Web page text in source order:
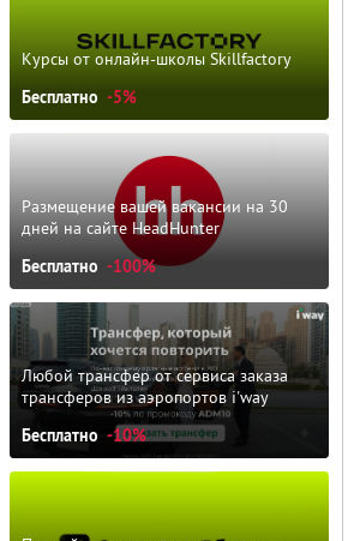
Курсы от онлайн-школы Skillfactory
Бесплатно -5%
Размещение вашей вакансии на 30
дней на сайте HeadHunter
Бесплатно -100%
Любой трансфер от сервиса заказа
трансферов из аэропортов i'way
Бесплатно -10%